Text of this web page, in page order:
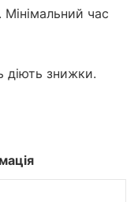
Мінімальний час
діють знижки.